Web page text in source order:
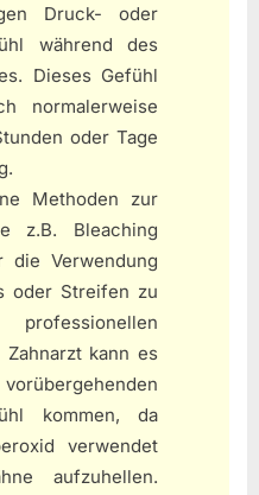
Druck- oder
während des
Dieses Gefühl
normalerweise
oder Tage
Methoden zur
z.B. Bleaching
die Verwendung
oder Streifen zu
kann es
kommen, da
verwendet
aufzuhellen.